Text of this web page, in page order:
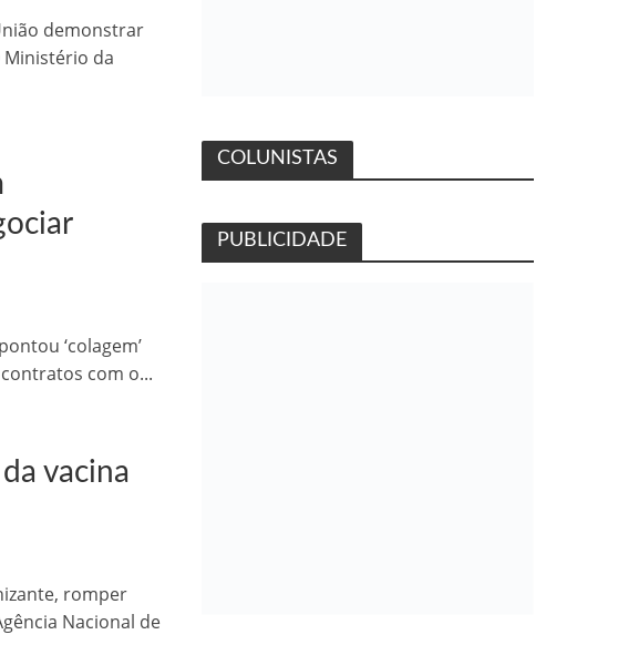
Brasil
mais uma produção Folha Filmes
demonstrar
da
‘colagem’
com o...
vacina
romper
Nacional de
COLUNISTAS
PUBLICIDADE